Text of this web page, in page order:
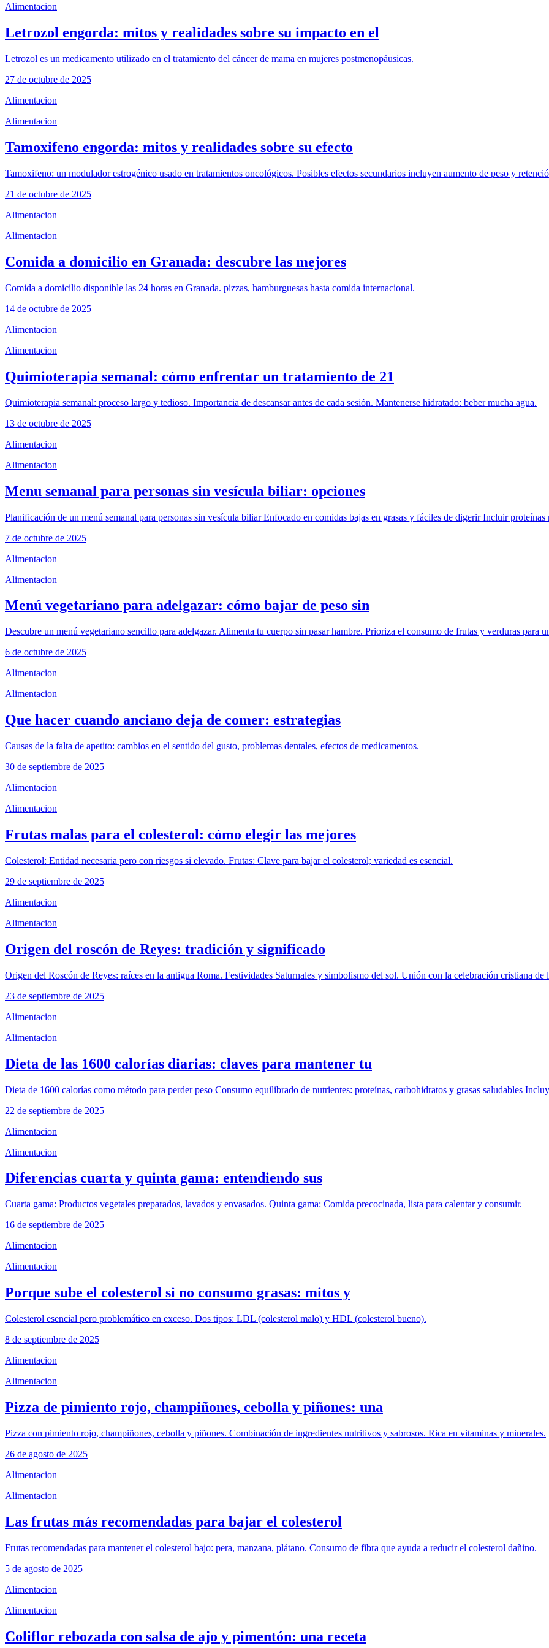
Alimentacion
Letrozol engorda: mitos y realidades sobre su impacto en el
Letrozol es un medicamento utilizado en el tratamiento del cáncer de mama en mujeres postmenopáusicas.
27 de octubre de 2025
Alimentacion
Alimentacion
Tamoxifeno engorda: mitos y realidades sobre su efecto
Tamoxifeno: un modulador estrogénico usado en tratamientos oncológicos. Posibles efectos secundarios incluyen aumento de peso y
21 de octubre de 2025
Alimentacion
Alimentacion
Comida a domicilio en Granada: descubre las mejores
Comida a domicilio disponible las 24 horas en Granada. pizzas, hamburguesas hasta comida internacional.
14 de octubre de 2025
Alimentacion
Alimentacion
Quimioterapia semanal: cómo enfrentar un tratamiento de 21
Quimioterapia semanal: proceso largo y tedioso. Importancia de descansar antes de cada sesión. Mantenerse hidratado: beber mucha agua.
13 de octubre de 2025
Alimentacion
Alimentacion
Menu semanal para personas sin vesícula biliar: opciones
Planificación de un menú semanal para personas sin vesícula biliar Enfocado en comidas bajas en grasas y fáciles de digerir Incluir proteínas
7 de octubre de 2025
Alimentacion
Alimentacion
Menú vegetariano para adelgazar: cómo bajar de peso sin
Descubre un menú vegetariano sencillo para adelgazar. Alimenta tu cuerpo sin pasar hambre. Prioriza el consumo de frutas y verduras para
6 de octubre de 2025
Alimentacion
Alimentacion
Que hacer cuando anciano deja de comer: estrategias
Causas de la falta de apetito: cambios en el sentido del gusto, problemas dentales, efectos de medicamentos.
30 de septiembre de 2025
Alimentacion
Alimentacion
Frutas malas para el colesterol: cómo elegir las mejores
Colesterol: Entidad necesaria pero con riesgos si elevado. Frutas: Clave para bajar el colesterol; variedad es esencial.
29 de septiembre de 2025
Alimentacion
Alimentacion
Origen del roscón de Reyes: tradición y significado
Origen del Roscón de Reyes: raíces en la antigua Roma. Festividades Saturnales y simbolismo del sol. Unión con la celebración cristiana de
23 de septiembre de 2025
Alimentacion
Alimentacion
Dieta de las 1600 calorías diarias: claves para mantener tu
Dieta de 1600 calorías como método para perder peso Consumo equilibrado de nutrientes: proteínas, carbohidratos y grasas saludables
22 de septiembre de 2025
Alimentacion
Alimentacion
Diferencias cuarta y quinta gama: entendiendo sus
Cuarta gama: Productos vegetales preparados, lavados y envasados. Quinta gama: Comida precocinada, lista para calentar y consumir.
16 de septiembre de 2025
Alimentacion
Alimentacion
Porque sube el colesterol si no consumo grasas: mitos y
Colesterol esencial pero problemático en exceso. Dos tipos: LDL (colesterol malo) y HDL (colesterol bueno).
8 de septiembre de 2025
Alimentacion
Alimentacion
Pizza de pimiento rojo, champiñones, cebolla y piñones: una
Pizza con pimiento rojo, champiñones, cebolla y piñones. Combinación de ingredientes nutritivos y sabrosos. Rica en vitaminas y minerales.
26 de agosto de 2025
Alimentacion
Alimentacion
Las frutas más recomendadas para bajar el colesterol
Frutas recomendadas para mantener el colesterol bajo: pera, manzana, plátano. Consumo de fibra que ayuda a reducir el colesterol dañino.
5 de agosto de 2025
Alimentacion
Alimentacion
Coliflor rebozada con salsa de ajo y pimentón: una receta